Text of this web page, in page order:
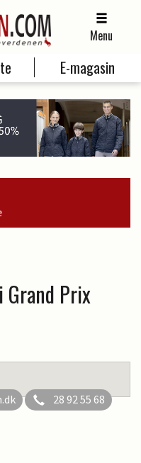
Menu
E-magasin
Grand Prix
28 92 55 68